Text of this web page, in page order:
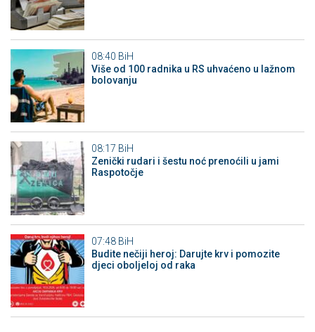
08:40 BiH
Više od 100 radnika u RS uhvaćeno u lažnom
bolovanju
08:17 BiH
Zenički rudari i šestu noć prenoćili u jami
Raspotočje
07:48 BiH
Budite nečiji heroj: Darujte krv i pomozite
djeci oboljeloj od raka